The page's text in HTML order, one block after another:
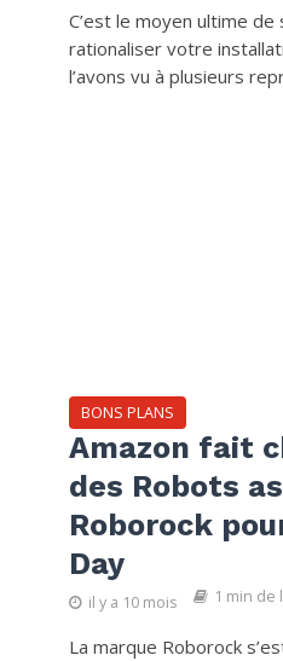
C’est le moyen ultime
rationaliser votre
l’avons vu à plusieurs
BONS PLANS
Amazon fait
des Robots
Roborock
Day
il y a 10 mois 1 min de
La marque Roborock